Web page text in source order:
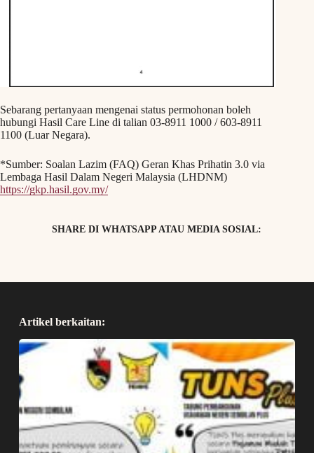
Sebarang pertanyaan mengenai status permohonan boleh
hubungi Hasil Care Line di talian 03-8911 1000 / 603-8911
1100 (Luar Negara).
*Sumber: Soalan Lazim (FAQ) Geran Khas Prihatin 3.0 via
Lembaga Hasil Dalam Negeri Malaysia (LHDNM)
https://gkp.hasil.gov.my/
SHARE DI WHATSAPP ATAU MEDIA SOSIAL:
Artikel berkaitan: